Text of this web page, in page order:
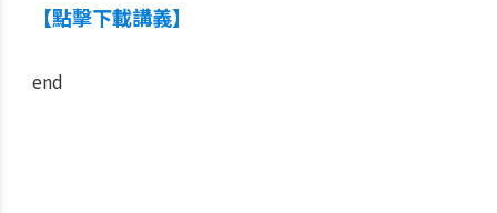
【點擊下載講義】
end